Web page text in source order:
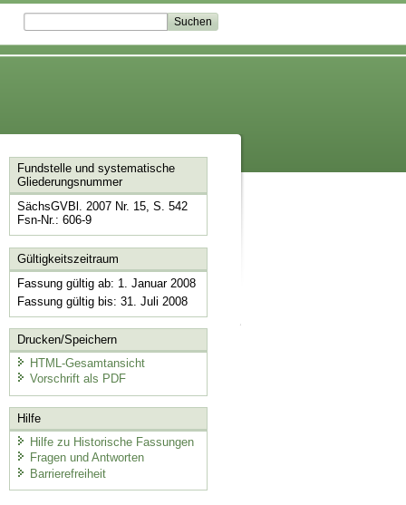
Fundstelle und systematische
Gliederungsnummer
SächsGVBl. 2007 Nr. 15, S. 542
Fsn-Nr.: 606-9
Gültigkeitszeitraum
Fassung gültig ab: 1. Januar 2008
Fassung gültig bis: 31. Juli 2008
Drucken/Speichern
HTML-Gesamtansicht
Vorschrift als PDF
Hilfe
Hilfe zu Historische Fassungen
Fragen und Antworten
Barrierefreiheit